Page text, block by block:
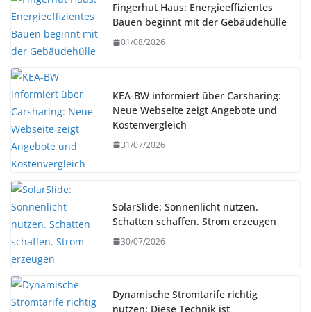
Fingerhut Haus: Energieeffizientes
Bauen beginnt mit der Gebäudehülle
01/08/2026
KEA-BW informiert über Carsharing:
Neue Webseite zeigt Angebote und
Kostenvergleich
31/07/2026
SolarSlide: Sonnenlicht nutzen.
Schatten schaffen. Strom erzeugen
30/07/2026
Dynamische Stromtarife richtig
nutzen: Diese Technik ist